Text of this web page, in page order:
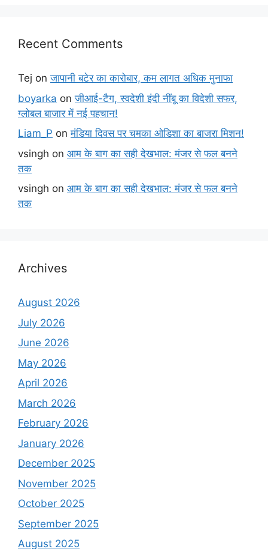
Recent Comments
Tej onजापानी बटेर का कारोबार, कम लागत अधिक मुनाफा
boyarka onजीआई-टैग, स्वदेशी इंदी नींबू का विदेशी सफर,
ग्लोबल बाजार में नई पहचान!
Liam_P onमंडिया दिवस पर चमका ओडिशा का बाजरा मिशन!
vsingh on आम के बाग का सही देखभाल: मंजर से फल बनने
तक
vsingh on आम के बाग का सही देखभाल: मंजर से फल बनने
तक
Archives
August 2026
July 2026
June 2026
May 2026
April 2026
March 2026
February 2026
January 2026
December 2025
November 2025
October 2025
September 2025
August 2025